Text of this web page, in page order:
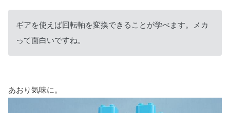
ギアを使えば回転軸を変換できることが学べます。メカ
って面白いですね。
あおり気味に。